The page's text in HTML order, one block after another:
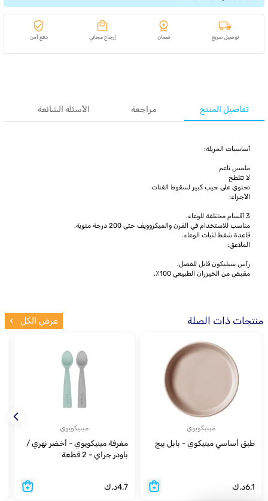
توصيل سريع ضمان إرجاع مجاني دفع آمن
تفاصيل المنتج مراجعة الأسئلة الشائعة
أساسيات المريلة:
ملمس ناعم
لا تتلطخ
تحتوي على جيب كبير لسقوط الفتات
الأجزاء:
3 أقسام مختلفة للوعاء.
مناسب للاستخدام في الفرن والميكروويف حتى 200 درجة مئوية.
قاعدة شفط لثبات الوعاء.
الملاعق:
رأس سيليكون قابل للفصل.
مقبض من الخيزران الطبيعي 100٪.
منتجات ذات الصلة عرض الكل
مينيكويوي
طبق أساسي مينيكوي - بابل بيج
6.1د.ك
مينيكويوي
مغرفة مينيكويوي - أخضر نهري /
باودر جراي - 2 قطعة
4.7د.ك